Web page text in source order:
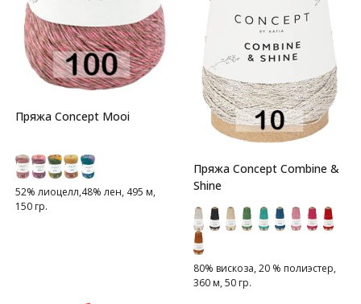
Пряжа Concept Mooi
52% лиоцелл,48% лен, 495 м,
150 гр.
Пряжа Concept Combine &
Shine
80% вискоза, 20 % полиэстер,
360 м, 50 гр.